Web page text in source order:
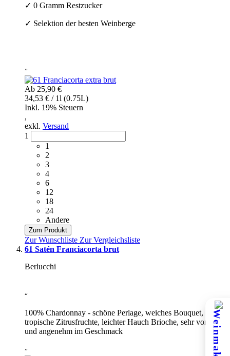
✓ 0 Gramm Restzucker
✓ Selektion der besten Weinberge
”
Ab 25,90 €
34,53 € / 1l (0.75L)
Inkl. 19% Steuern
,
exkl. Versand
1
1
2
3
4
6
12
18
24
Andere
Zum Produkt
Zur Wunschliste Zur Vergleichsliste
61 Satén Franciacorta brut
Berlucchi
“
100% Chardonnay - schöne Perlage, weiches Bouquet,
tropische Zitrusfruchte, leichter Hauch Brioche, sehr vornehm
und angenehm im Geschmack
”